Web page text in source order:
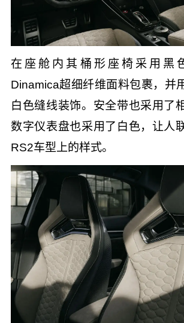
在座舱内其桶形座椅采用黑
Dinamica超细纤维面料包裹，并
白色缝线装饰。安全带也采用了
数字仪表盘也采用了白色，让人
RS2车型上的样式。